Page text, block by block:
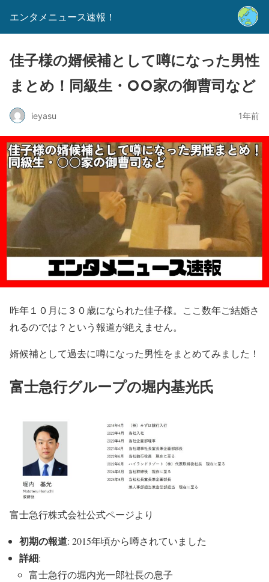
エンタメニュース速報！
佳子様の婿候補として噂になった男性
まとめ！同級生・○○家の御曹司など
ieyasu 1年前
昨年１０月に３０歳になられた佳子様。ここ数年ご結婚さ
れるのでは？という報道が絶えません。
婿候補として過去に噂になった男性をまとめてみました！
富士急行グループの堀内基光氏
富士急行株式会社公式ページより
初期の報道: 2015年頃から噂されていました
詳細:
富士急行の堀内光一郎社長の息子